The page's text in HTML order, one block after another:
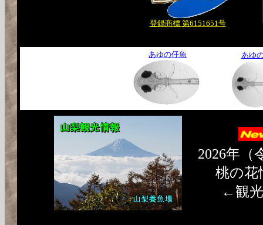
登録商標 第6151651号
あゆの仔魚 あゆ
2026年（
桃の
←観